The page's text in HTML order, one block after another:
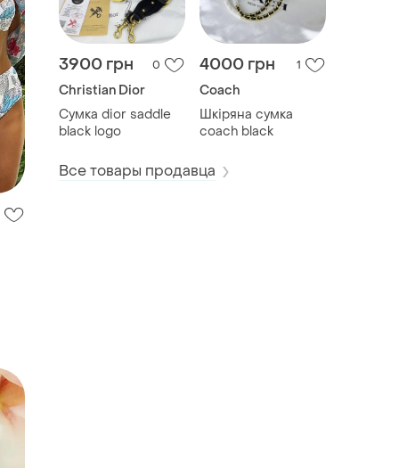
3900 грн 0
Christian Dior
Сумка dior saddle
black logo
4000 грн 1
Coach
Шкіряна сумка
coach black
Все товары продавца